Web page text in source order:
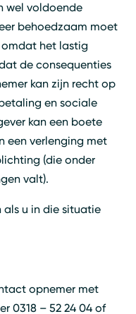
wel voldoende
behoedzaam moet
het lastig
de consequenties
kan zijn recht op
en sociale
kan een boete
een verlenging met
(die onder
valt).
als u in die situatie
opnemer met
0318 – 52 24 04 of